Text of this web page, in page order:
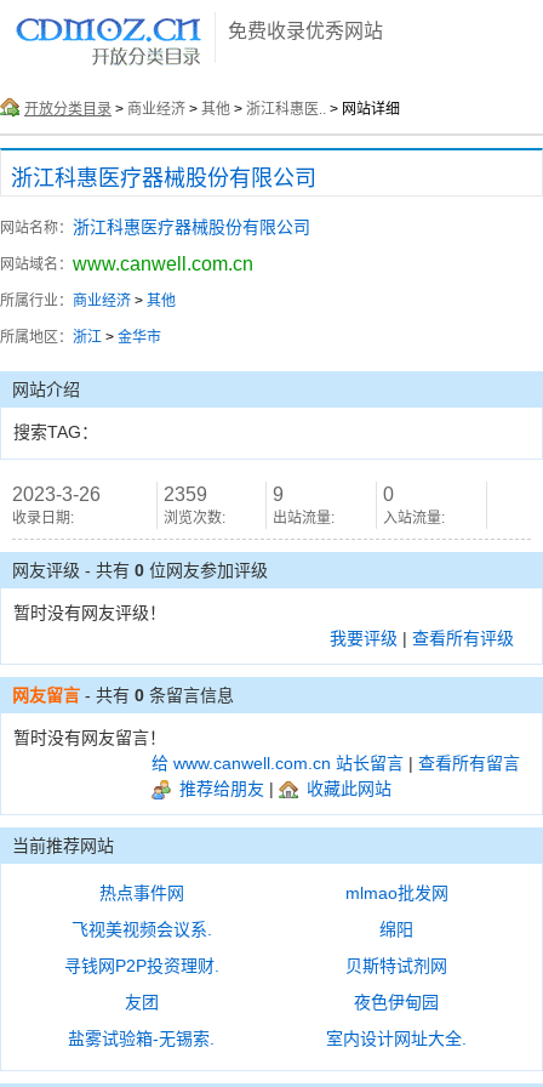
免费收录优秀网站
开放分类目录 > 商业经济 > 其他 > 浙江科惠医.. > 网站详细
浙江科惠医疗器械股份有限公司
网站名称： 浙江科惠医疗器械股份有限公司
网站域名： www.canwell.com.cn
所属行业： 商业经济 > 其他
所属地区： 浙江 > 金华市
网站介绍
搜索TAG：
2023-3-26
收录日期:
2359
浏览次数:
9
出站流量:
0
入站流量:
网友评级 - 共有 0 位网友参加评级
暂时没有网友评级！
我要评级 | 查看所有评级
网友留言 - 共有 0 条留言信息
暂时没有网友留言！
给 www.canwell.com.cn 站长留言 | 查看所有留言
推荐给朋友 | 收藏此网站
当前推荐网站
热点事件网
mlmao批发网
飞视美视频会议系.
绵阳
寻钱网P2P投资理财.
贝斯特试剂网
友团
夜色伊甸园
盐雾试验箱-无锡索.
室内设计网址大全.